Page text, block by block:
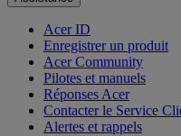
Acer ID
Enregistrer un produit
Acer Community
Pilotes et manuels
Réponses Acer
Contacter le Service
Alertes et rappels